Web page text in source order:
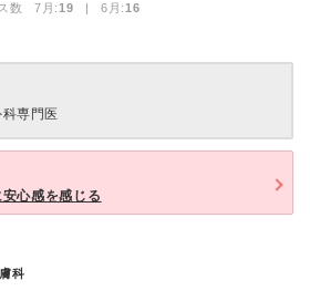
数 7月:19 | 6月:16
専門医
心感を感じる
科